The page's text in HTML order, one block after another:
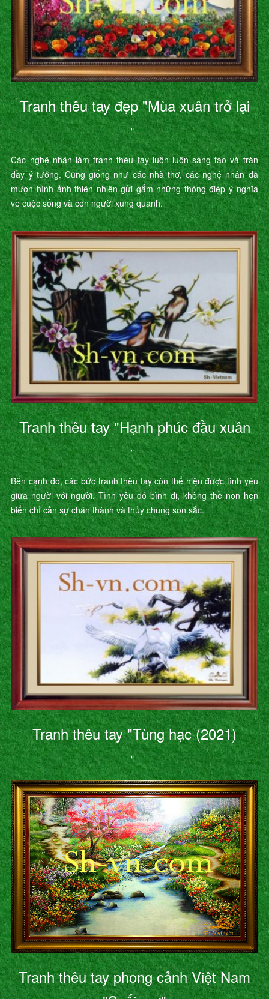
Tranh thêu tay đẹp "Mùa xuân trở lại
"
Các nghệ nhân làm tranh thêu tay luôn luôn sáng tạo và tràn
đầy ý tưởng. Cũng giống như các nhà thơ, các nghệ nhân đã
mượn hình ảnh thiên nhiên gửi gắm những thông điệp ý nghĩa
về cuộc sống và con người xung quanh.
Tranh thêu tay "Hạnh phúc đầu xuân
"
Bên cạnh đó, các bức tranh thêu tay còn thể hiện được tình yêu
giữa người với người. Tình yêu đó bình dị, không thề non hẹn
biển chỉ cần sự chân thành và thủy chung son sắc.
Tranh thêu tay "Tùng hạc (2021)
"
Tranh thêu tay phong cảnh Việt Nam